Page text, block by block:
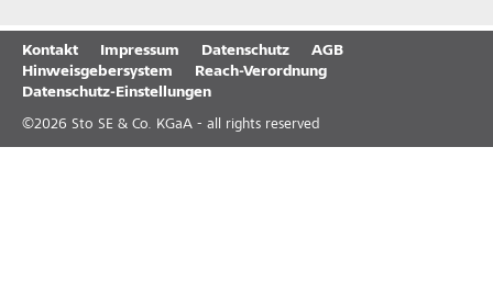
Kontakt Impressum Datenschutz
AGB
Hinweisgebersystem
Reach-Verordnung
Datenschutz-Einstellungen
©2026 Sto SE & Co. KGaA - all rights reserved